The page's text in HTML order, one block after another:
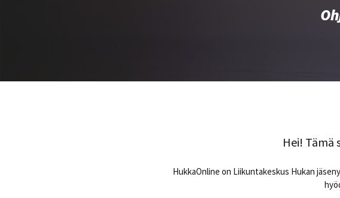
Hei! Tämä
HukkaOnline on Liikuntakeskus Hukan